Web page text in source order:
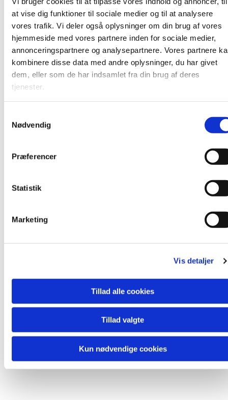
at vise dig funktioner til sociale medier og til at analysere
vores trafik. Vi deler også oplysninger om din brug af vores
hjemmeside med vores partnere inden for sociale medier,
annonceringspartnere og analysepartnere. Vores partnere
kombinere disse data med andre oplysninger, du har givet
dem, eller som de har indsamlet fra din brug af deres
tjenester.
Nødvendig
Præferencer
Statistik
Marketing
Vis detaljer
Tillad alle cookies
Tillad valgte
Kun nødvendige cookies
Du vil måske også kunne lide...